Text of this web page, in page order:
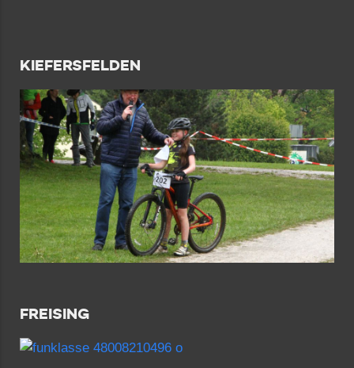
KIEFERSFELDEN
FREISING